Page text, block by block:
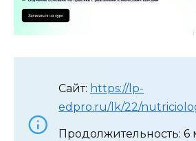
Сайт: https://lp-
edpro.ru/lk/22/
Продолжительность: 6